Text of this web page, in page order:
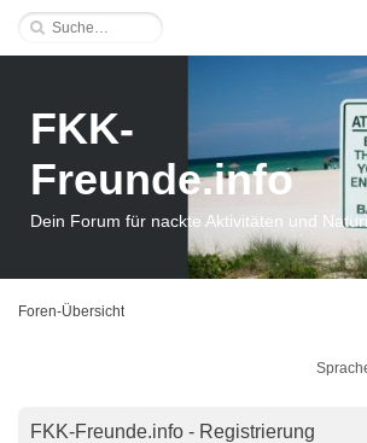
FKK-
Freunde.info
Dein Forum für nackte Aktivitäten und
Foren-Übersicht
FKK-Freunde.info - Registrierung